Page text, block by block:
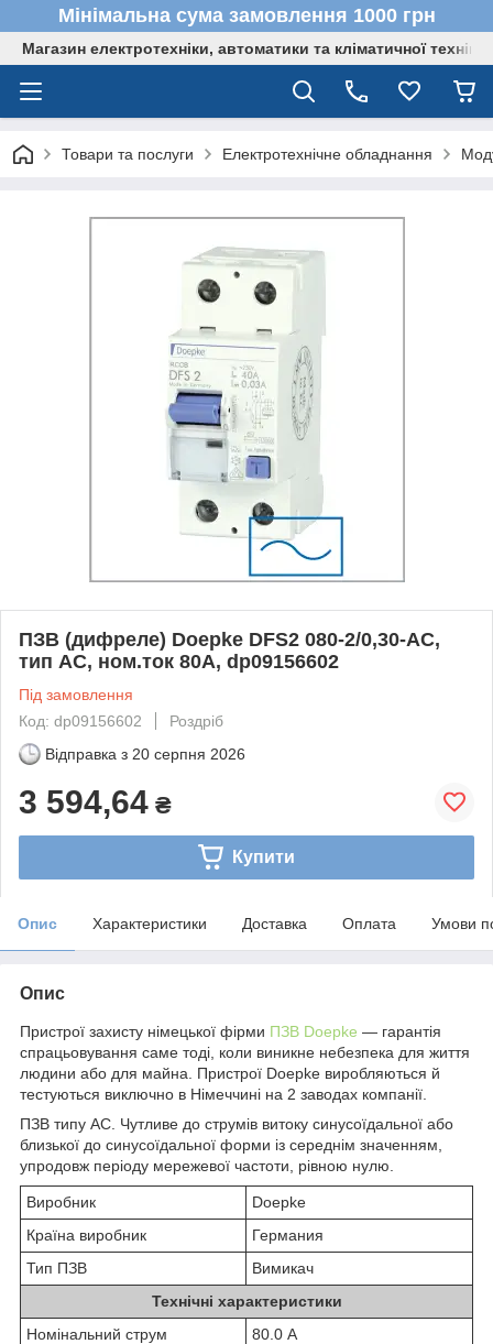
Мінімальна сума замовлення 1000 грн
Магазин електротехніки, автоматики та кліматичної техніки
Товари та послуги Електротехнічне обладнання
ПЗВ (дифреле) Doepke DFS2 080-2/0,30-AC,
тип AC, ном.ток 80А, dp09156602
Під замовлення
Код: dp09156602
Роздріб
Відправка з 20 серпня 2026
3 594,64 ₴
Купити
Опис Характеристики Доставка Оплата Умови
Опис
Пристрої захисту німецької фірми ПЗВ Doepke — гарантія
спрацьовування саме тоді, коли виникне небезпека для життя
людини або для майна. Пристрої Doepke виробляються й
тестуються виключно в Німеччині на 2 заводах компанії.
ПЗВ типу АС. Чутливе до струмів витоку синусоїдальної або
близької до синусоїдальної форми із середнім значенням,
упродовж періоду мережевої частоти, рівною нулю.
Виробник
Doepke
Країна виробник
Германия
Тип ПЗВ
Вимикач
Технічні характеристики
Номінальний струм
80.0 А